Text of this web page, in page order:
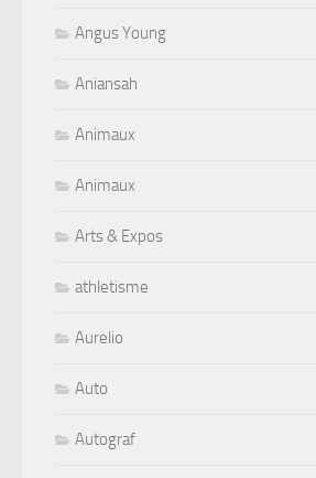
Angus Young
Aniansah
Animaux
Animaux
Arts & Expos
athletisme
Aurelio
Auto
Autograf